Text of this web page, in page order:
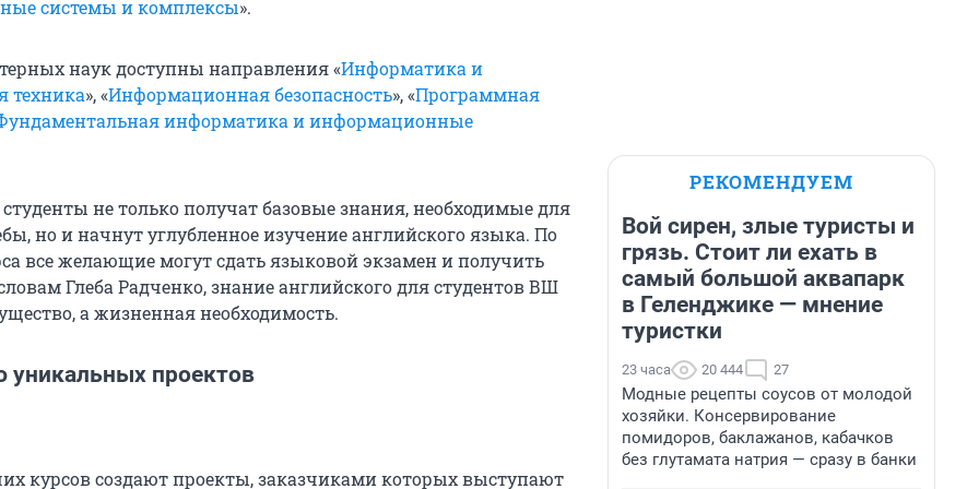
системы и комплексы».
наук доступны направления «Информатика и
техника», «Информационная безопасность», «Программная
информатика и информационные
не только получат базовые знания, необходимые для
но и начнут углубленное изучение английского языка. По
все желающие могут сдать языковой экзамен и получить
Глеба Радченко, знание английского для студентов ВШ
а жизненная необходимость.
уникальных проектов
курсов создают проекты, заказчиками которых выступают
РЕКОМЕНДУЕМ
Вой сирен, злые туристы и
грязь. Стоит ли ехать в
самый большой аквапарк
в Геленджике — мнение
туристки
23 часа 20 444 27
Модные рецепты соусов от молодой
хозяйки. Консервирование
помидоров, баклажанов, кабачков
без глутамата натрия — сразу в банки